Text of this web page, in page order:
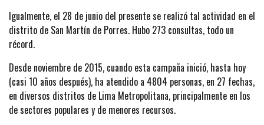
Igualmente, el 28 de junio del presente se realizó tal actividad en el
distrito de San Martín de Porres. Hubo 273 consultas, todo un
récord.
Desde noviembre de 2015, cuando esta campaña inició, hasta hoy
(casi 10 años después), ha atendido a 4804 personas, en 27 fechas,
en diversos distritos de Lima Metropolitana, principalmente en los
de sectores populares y de menores recursos.